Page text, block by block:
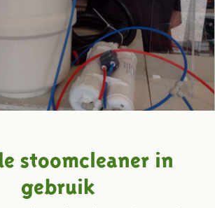
stoomcleaner in
gebruik